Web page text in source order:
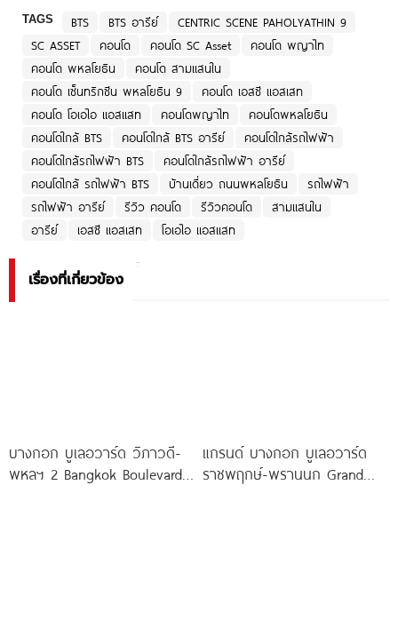
TAGS BTS BTS อารีย์
CENTRIC SCENE PAHOLYATHIN 9
SC ASSET
คอนโด คอนโด SC Asset
คอนโด พญาไท
คอนโด พหลโยธิน
คอนโด สามแสนใน
คอนโด เซ็นทริกซีน พหลโยธิน 9
คอนโด เอสซี แอสเสท
คอนโด โอเอไอ แอสแสท
คอนโดพญาไท
คอนโดพหลโยธิน
คอนโดใกล้ BTS
คอนโดใกล้ BTS อารีย์
คอนโดใกล้รถไฟฟ้า
คอนโดใกล้รถไฟฟ้า BTS
คอนโดใกล้รถไฟฟ้า อารีย์
คอนโดไกล้ รถไฟฟ้า BTS
บ้านเดี่ยว ถนนพหลโยธิน
รถไฟฟ้า
รถไฟฟ้า อารีย์
รีวิว คอนโด รีวิวคอนโด
สามแสนใน
อารีย์
เอสซี แอสเสท โอเอไอ แอสแสท
เรื่องที่เกี่ยวข้อง
บางกอก บูเลอวาร์ด วิภาวดี-
พหลฯ 2 Bangkok Boulevard
แกรนด์ บางกอก บูเลอวาร์ด
ราชพฤกษ์-พรานนก Grand